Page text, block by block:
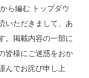
ら編む トップダウ
いただきまして、あ
。掲載内容の一部に
皆様にご迷惑をおか
んでお詫び申し上